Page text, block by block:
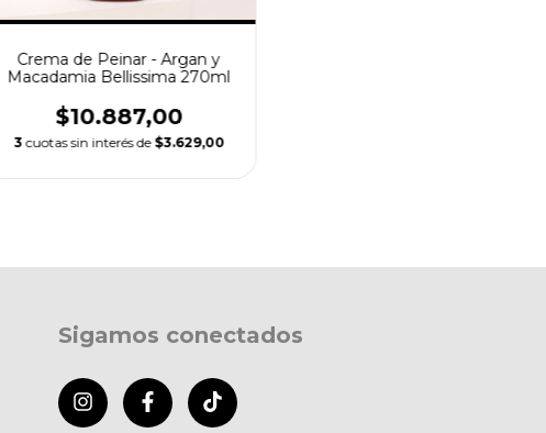
Crema de Peinar - Argan y
Macadamia Bellissima 270ml
$10.887,00
3 cuotas sin interés de $3.629,00
Sigamos conectados